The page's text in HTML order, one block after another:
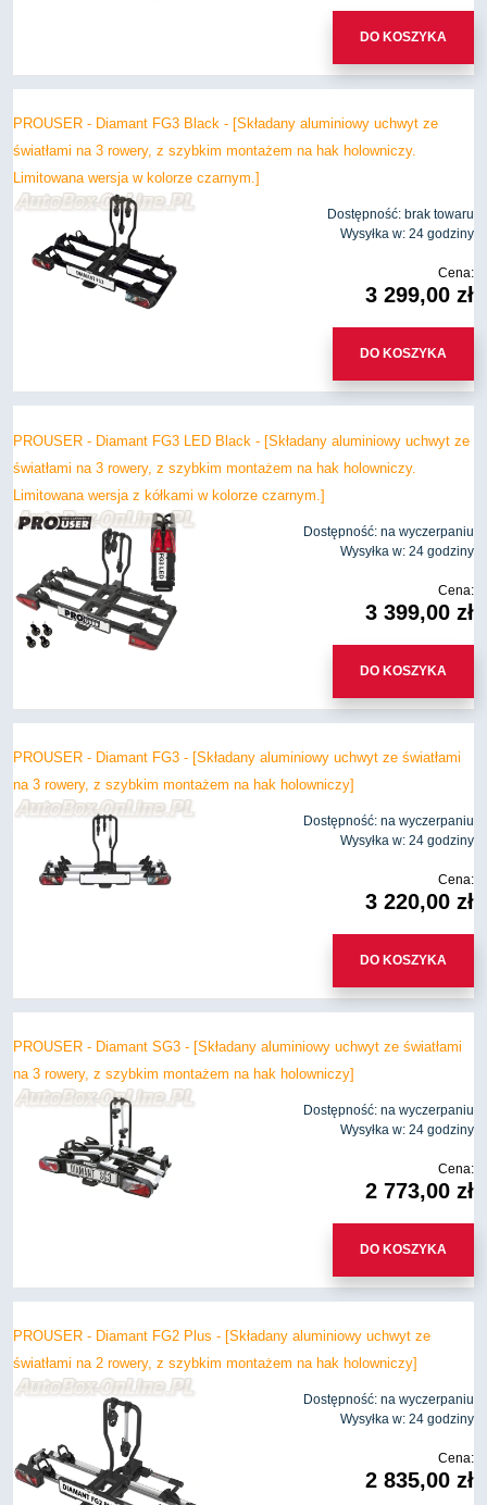
DO KOSZYKA
PROUSER - Diamant FG3 Black - [Składany aluminiowy uchwyt ze
światłami na 3 rowery, z szybkim montażem na hak holowniczy.
Limitowana wersja w kolorze czarnym.]
Dostępność: brak towaru
Wysyłka w: 24 godziny
Cena:
3 299,00 zł
DO KOSZYKA
PROUSER - Diamant FG3 LED Black - [Składany aluminiowy uchwyt ze
światłami na 3 rowery, z szybkim montażem na hak holowniczy.
Limitowana wersja z kółkami w kolorze czarnym.]
Dostępność: na wyczerpaniu
Wysyłka w: 24 godziny
Cena:
3 399,00 zł
DO KOSZYKA
PROUSER - Diamant FG3 - [Składany aluminiowy uchwyt ze światłami
na 3 rowery, z szybkim montażem na hak holowniczy]
Dostępność: na wyczerpaniu
Wysyłka w: 24 godziny
Cena:
3 220,00 zł
DO KOSZYKA
PROUSER - Diamant SG3 - [Składany aluminiowy uchwyt ze światłami
na 3 rowery, z szybkim montażem na hak holowniczy]
Dostępność: na wyczerpaniu
Wysyłka w: 24 godziny
Cena:
2 773,00 zł
DO KOSZYKA
PROUSER - Diamant FG2 Plus - [Składany aluminiowy uchwyt ze
światłami na 2 rowery, z szybkim montażem na hak holowniczy]
Dostępność: na wyczerpaniu
Wysyłka w: 24 godziny
Cena:
2 835,00 zł